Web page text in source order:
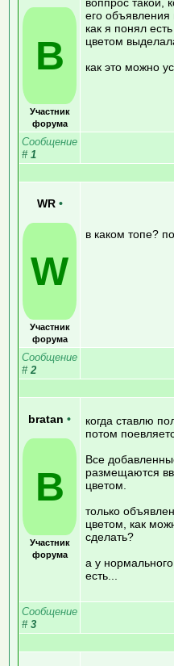
B
Участник
форума
его объявления
как я понял
цветом
как это можно
Сообщение
# 1
WR •
W
Участник
форума
в каком топе?
Сообщение
# 2
bratan •
B
Участник
форума
когда ставлю
потом
Все
размещаются
цветом.
только
цветом, как
сделать?
а у нормального
есть...
Сообщение
# 3